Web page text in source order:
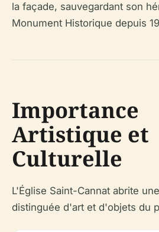
la façade, sauvegardant son
Monument Historique depuis
Importance
Artistique et
Culturelle
L'Église Saint-Cannat abrite
distinguée d'art et d'objets du